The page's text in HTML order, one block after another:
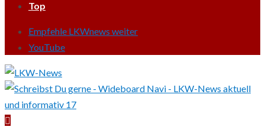
Top
Empfehle LKWnews weiter
YouTube